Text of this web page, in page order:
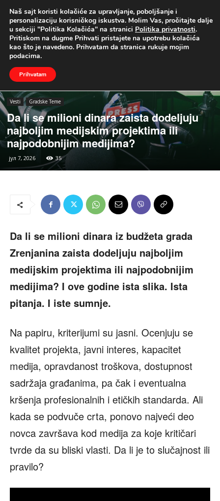
UŽIVO
Naslovna Vesti Gradske Teme
Vesti Gradske Teme
Da li se milioni dinara zaista dodeljuju
najboljim medijskim projektima ili
najpodobnijim medijima?
јул 7, 2026 35
Da li se milioni dinara iz budžeta grada
Zrenjanina zaista dodeljuju najboljim
medijskim projektima ili najpodobnijim
medijima? I ove godine ista slika. Ista
pitanja. I iste sumnje.
Na papiru, kriterijumi su jasni. Ocenjuju se
kvalitet projekta, javni interes, kapacitet
medija, opravdanost troškova, dostupnost
sadržaja građanima, pa čak i eventualna
kršenja profesionalnih i etičkih standarda. Ali
kada se podvuče crta, ponovo najveći deo
novca završava kod medija za koje kritičari
tvrde da su bliski vlasti. Da li je to slučajnost ili
pravilo?
Naš sajt koristi kolačiće za upravljanje, poboljšanje i
personalizaciju korisničkog iskustva. Molim Vas, pročitajte dalje
u sekciji "Politika Kolačića" na stranici Politika privatnosti.
Pritiskom na dugme Prihvati pristajete na upotrebu kolačića
kao što je navedeno. Prihvatam da stranica rukuje mojim
podacima.
Prihvatam